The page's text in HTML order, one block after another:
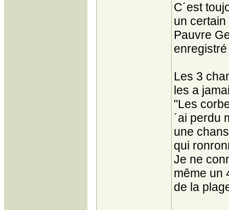
C´est
un
Pauvre
Les 3
les a
"Les
´ai perdu
une
qui
Je ne
même un
de la